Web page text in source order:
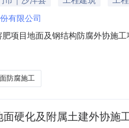
有限公司
项目地面及钢结构防腐外协施
防腐施工
硬化及附属土建外协施